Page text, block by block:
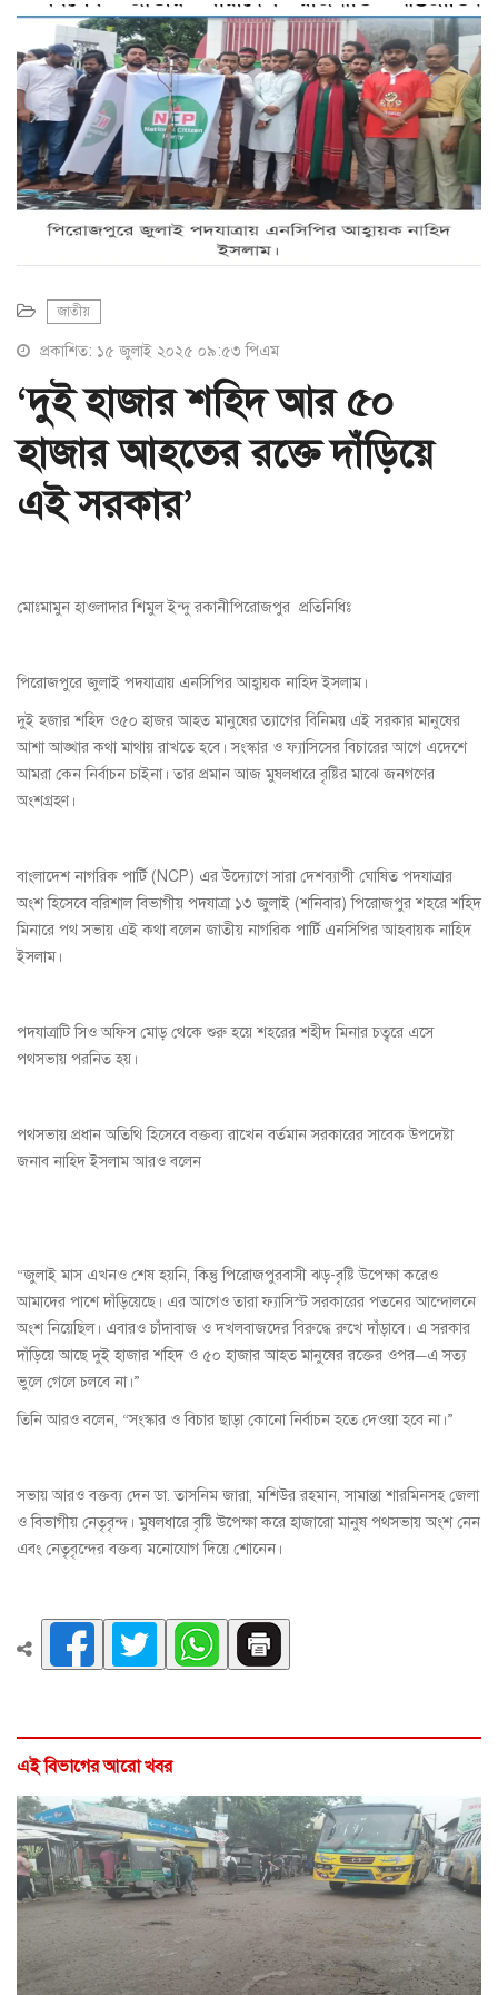
a
i
o
n
জাতীয়
প্রকাশিত: ১৫ জুলাই ২০২৫ ০৯:৫৩ পিএম
‘দুই হাজার শহিদ আর ৫০
হাজার আহতের রক্তে দাঁড়িয়ে
এই সরকার’
মোঃমামুন হাওলাদার শিমুল ইন্দু রকানীপিরোজপুর প্রতিনিধিঃ
পিরোজপুরে জুলাই পদযাত্রায় এনসিপির আহ্বায়ক নাহিদ ইসলাম।
দুই হজার শহিদ ও৫০ হাজর আহত মানুষের ত্যাগের বিনিময় এই সরকার মানুষের
আশা আঙ্খার কথা মাথায় রাখতে হবে। সংস্কার ও ফ্যাসিসের বিচারের আগে এদেশে
আমরা কেন নির্বাচন চাইনা। তার প্রমান আজ মুষলধারে বৃষ্টির মাঝে জনগণের
অংশগ্রহণ।
বাংলাদেশ নাগরিক পার্টি (NCP) এর উদ্যোগে সারা দেশব্যাপী ঘোষিত পদযাত্রার
অংশ হিসেবে বরিশাল বিভাগীয় পদযাত্রা ১৩ জুলাই (শনিবার) পিরোজপুর শহরে শহিদ
মিনারে পথ সভায় এই কথা বলেন জাতীয় নাগরিক পার্টি এনসিপির আহবায়ক নাহিদ
ইসলাম।
পদযাত্রাটি সিও অফিস মোড় থেকে শুরু হয়ে শহরের শহীদ মিনার চত্বরে এসে
পথসভায় পরনিত হয়।
পথসভায় প্রধান অতিথি হিসেবে বক্তব্য রাখেন বর্তমান সরকারের সাবেক উপদেষ্টা
জনাব নাহিদ ইসলাম আরও বলেন
“জুলাই মাস এখনও শেষ হয়নি, কিন্তু পিরোজপুরবাসী ঝড়-বৃষ্টি উপেক্ষা করেও
আমাদের পাশে দাঁড়িয়েছে। এর আগেও তারা ফ্যাসিস্ট সরকারের পতনের আন্দোলনে
অংশ নিয়েছিল। এবারও চাঁদাবাজ ও দখলবাজদের বিরুদ্ধে রুখে দাঁড়াবে। এ সরকার
দাঁড়িয়ে আছে দুই হাজার শহিদ ও ৫০ হাজার আহত মানুষের রক্তের ওপর—এ সত্য
ভুলে গেলে চলবে না।”
তিনি আরও বলেন, “সংস্কার ও বিচার ছাড়া কোনো নির্বাচন হতে দেওয়া হবে না।”
সভায় আরও বক্তব্য দেন ডা. তাসনিম জারা, মশিউর রহমান, সামান্তা শারমিনসহ জেলা
ও বিভাগীয় নেতৃবৃন্দ। মুষলধারে বৃষ্টি উপেক্ষা করে হাজারো মানুষ পথসভায় অংশ নেন
এবং নেতৃবৃন্দের বক্তব্য মনোযোগ দিয়ে শোনেন।
এই বিভাগের আরো খবর